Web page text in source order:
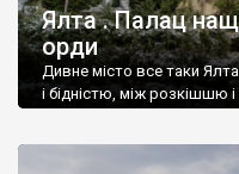
Ялта . Палац
орди
Дивне місто все таки
і бідністю, між розкішшю